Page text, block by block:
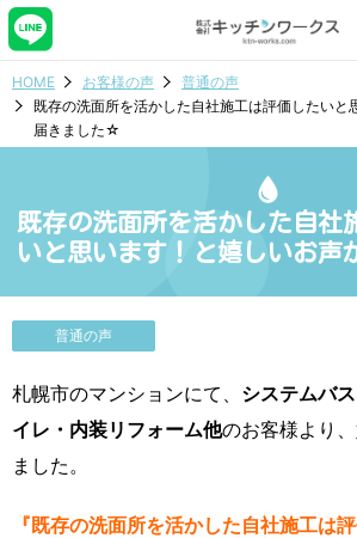
HOME お客様の声
普通の声
既存の洗面所を活かした自社施工は評価したいと
届きました☆
既存の洗面所を活かした自社
いと思います！と嬉しいお
普通の声
札幌市のマンションにて、 システムバ
イレ・内装リフォーム他のお客様より
ました。
『既存の洗面所を活かした自社施工は